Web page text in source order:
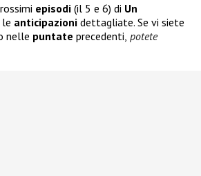
episodi (il 5 e 6) di Un
le anticipazioni dettagliate. Se vi siete
nelle puntate precedenti, potete